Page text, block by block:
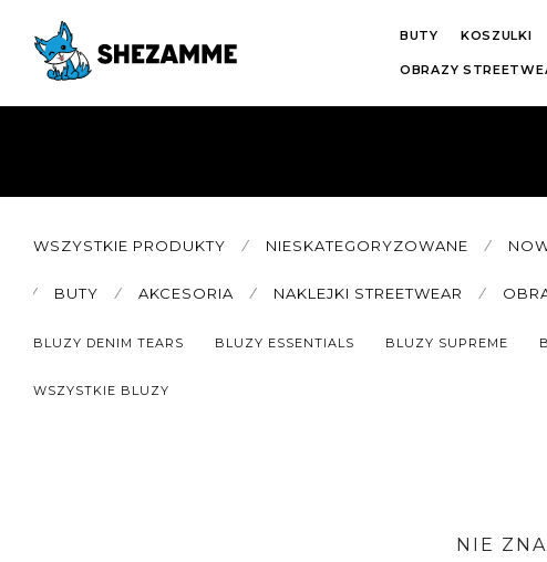
BUTY KOSZULKI
OBRAZY
WSZYSTKIE PRODUKTY ⁄ NIESKATEGORYZOWANE ⁄
⁄ BUTY ⁄ AKCESORIA ⁄ NAKLEJKI STREETWEAR ⁄
BLUZY DENIM TEARS BLUZY ESSENTIALS BLUZY SUPREME
WSZYSTKIE BLUZY
NIE